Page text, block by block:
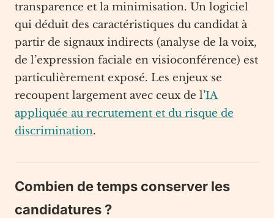
transparence et la minimisation. Un logiciel
qui déduit des caractéristiques du candidat à
partir de signaux indirects (analyse de la voix,
de l’expression faciale en visioconférence) est
particulièrement exposé. Les enjeux se
recoupent largement avec ceux de l’IA
appliquée au recrutement et du risque de
discrimination.
Combien de temps conserver les
candidatures ?